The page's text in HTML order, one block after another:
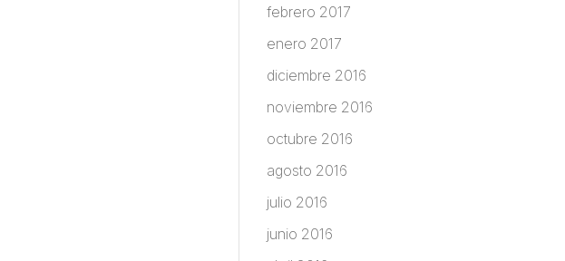
febrero 2017
enero 2017
diciembre 2016
noviembre 2016
octubre 2016
agosto 2016
julio 2016
junio 2016